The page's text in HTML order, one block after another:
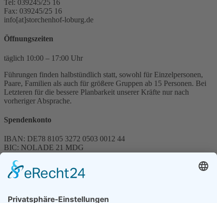
Tel: 039245/25 16
Fax: 039245/25 16
info[at]storchenhof-loburg.de
Öffnungszeiten
täglich 10:00 – 17:00 Uhr
Führungen finden halbstündlich statt, sowohl für Einzelpersonen,
Paare, Familien als auch für größere Gruppen ab 15 Personen. Bei
Letzteren für die bessere Planbarkeit unserer Kräfte nur nach
vorheriger Absprache.
Spendenkonto
IBAN: DE78 8105 3272 0503 0012 44
BIC: NOLADE 21 MDG
Spenden können steuerlich abgesetzt werden